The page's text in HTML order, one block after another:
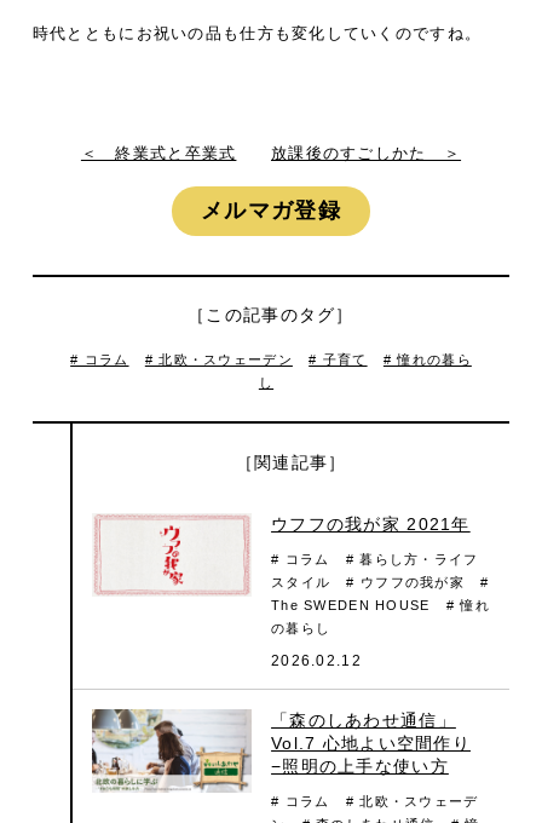
時代とともにお祝いの品も仕方も変化していくのですね。
＜ 終業式と卒業式 放課後のすごしかた ＞
メルマガ登録
［この記事のタグ］
# コラム # 北欧・スウェーデン # 子育て
# 憧れの暮ら
し
［関連記事］
ウフフの我が家 2021年
# コラム
# 暮らし方・ライフ
スタイル
# ウフフの我が家
#
The SWEDEN HOUSE
# 憧れ
の暮らし
2026.02.12
「森のしあわせ通信」
Vol.7 心地よい空間作り
−照明の上手な使い方
# コラム
# 北欧・スウェーデ